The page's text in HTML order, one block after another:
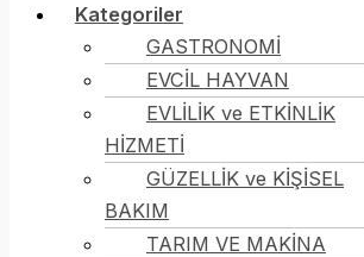
Kategoriler
GASTRONOMİ
EVCİL HAYVAN
EVLİLİK ve ETKİNLİK
HİZMETİ
GÜZELLİK ve KİŞİSEL
BAKIM
TARIM VE MAKİNA